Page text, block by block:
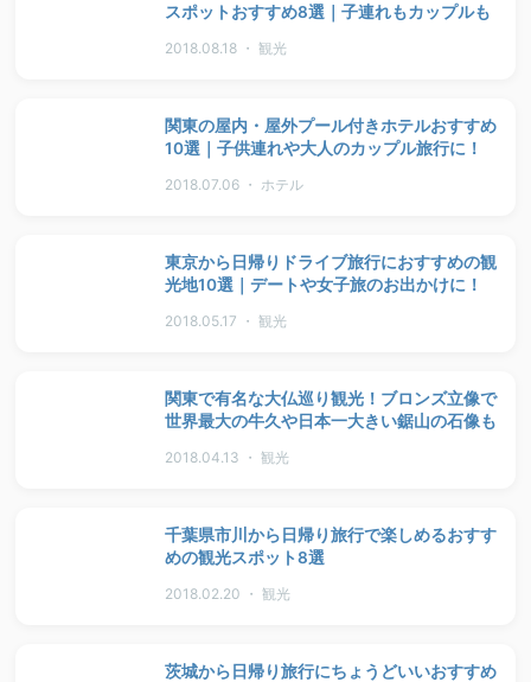
スポットおすすめ8選｜子連れもカップルも
2018.08.18 ・ 観光
関東の屋内・屋外プール付きホテルおすすめ
10選｜子供連れや大人のカップル旅行に！
2018.07.06 ・ ホテル
東京から日帰りドライブ旅行におすすめの観
光地10選｜デートや女子旅のお出かけに！
2018.05.17 ・ 観光
関東で有名な大仏巡り観光！ブロンズ立像で
世界最大の牛久や日本一大きい鋸山の石像も
2018.04.13 ・ 観光
千葉県市川から日帰り旅行で楽しめるおすす
めの観光スポット8選
2018.02.20 ・ 観光
茨城から日帰り旅行にちょうどいいおすすめ